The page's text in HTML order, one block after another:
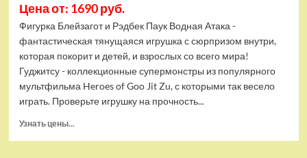
Цена от: 1690 руб.
Фигурка Блейзагот и Рэдбек Паук Водная Атака -
фантастическая тянущаяся игрушка с сюрпризом внутри,
которая покорит и детей, и взрослых со всего мира!
Гуджитсу - коллекционные супермонстры из популярного
мультфильма Heroes of Goo Jit Zu, с которыми так весело
играть. Проверьте игрушку на прочность...
Узнать цены...